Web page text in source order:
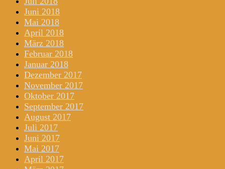
Juni 2018
Mai 2018
April 2018
März 2018
Februar 2018
Januar 2018
Dezember 2017
November 2017
Oktober 2017
September 2017
August 2017
Juli 2017
Juni 2017
Mai 2017
April 2017